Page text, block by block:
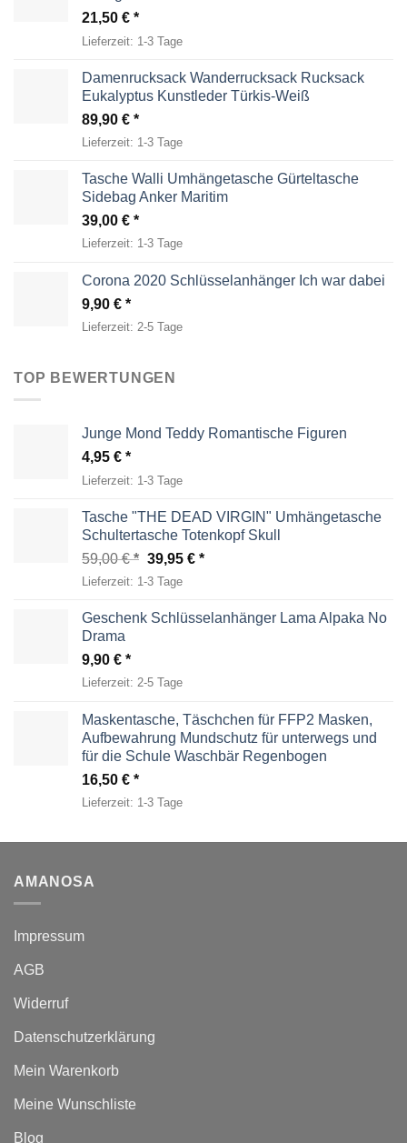
21,50 €
Lieferzeit: 1-3 Tage
Damenrucksack Wanderrucksack Rucksack
Eukalyptus Kunstleder Türkis-Weiß
89,90 €
Lieferzeit: 1-3 Tage
Tasche Walli Umhängetasche Gürteltasche
Sidebag Anker Maritim
39,00 €
Lieferzeit: 1-3 Tage
Corona 2020 Schlüsselanhänger Ich war dabei
9,90 €
Lieferzeit: 2-5 Tage
TOP BEWERTUNGEN
Junge Mond Teddy Romantische Figuren
4,95 €
Lieferzeit: 1-3 Tage
Tasche "THE DEAD VIRGIN" Umhängetasche
Schultertasche Totenkopf Skull
59,00€
Ursprünglicher
Preis
59,00 €
39,95 € Aktueller
39,95 €.
Lieferzeit: 1-3 Tage
Geschenk Schlüsselanhänger Lama Alpaka No
Drama
9,90 €
Lieferzeit: 2-5 Tage
Maskentasche, Täschchen für FFP2 Masken,
Aufbewahrung Mundschutz für unterwegs und
für die Schule Waschbär Regenbogen
16,50 €
Lieferzeit: 1-3 Tage
AMANOSA
Impressum
AGB
Widerruf
Datenschutzerklärung
Mein Warenkorb
Meine Wunschliste
Blog